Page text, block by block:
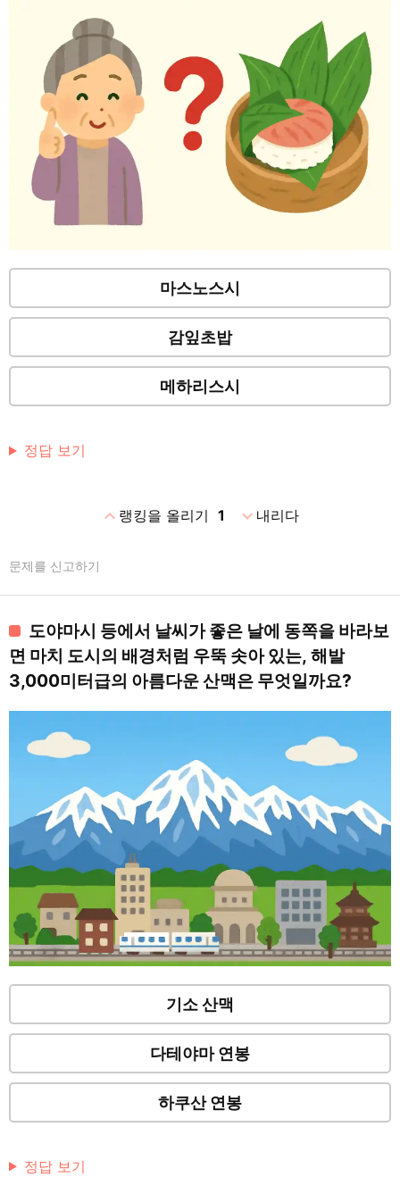
마스노스시
감잎초밥
메하리스시
정답 보기
expand_less랭킹을 올리기 1 expand_more내리다
문제를 신고하기
도야마시 등에서 날씨가 좋은 날에 동쪽을 바라보
면 마치 도시의 배경처럼 우뚝 솟아 있는, 해발
3,000미터급의 아름다운 산맥은 무엇일까요?
기소 산맥
다테야마 연봉
하쿠산 연봉
정답 보기